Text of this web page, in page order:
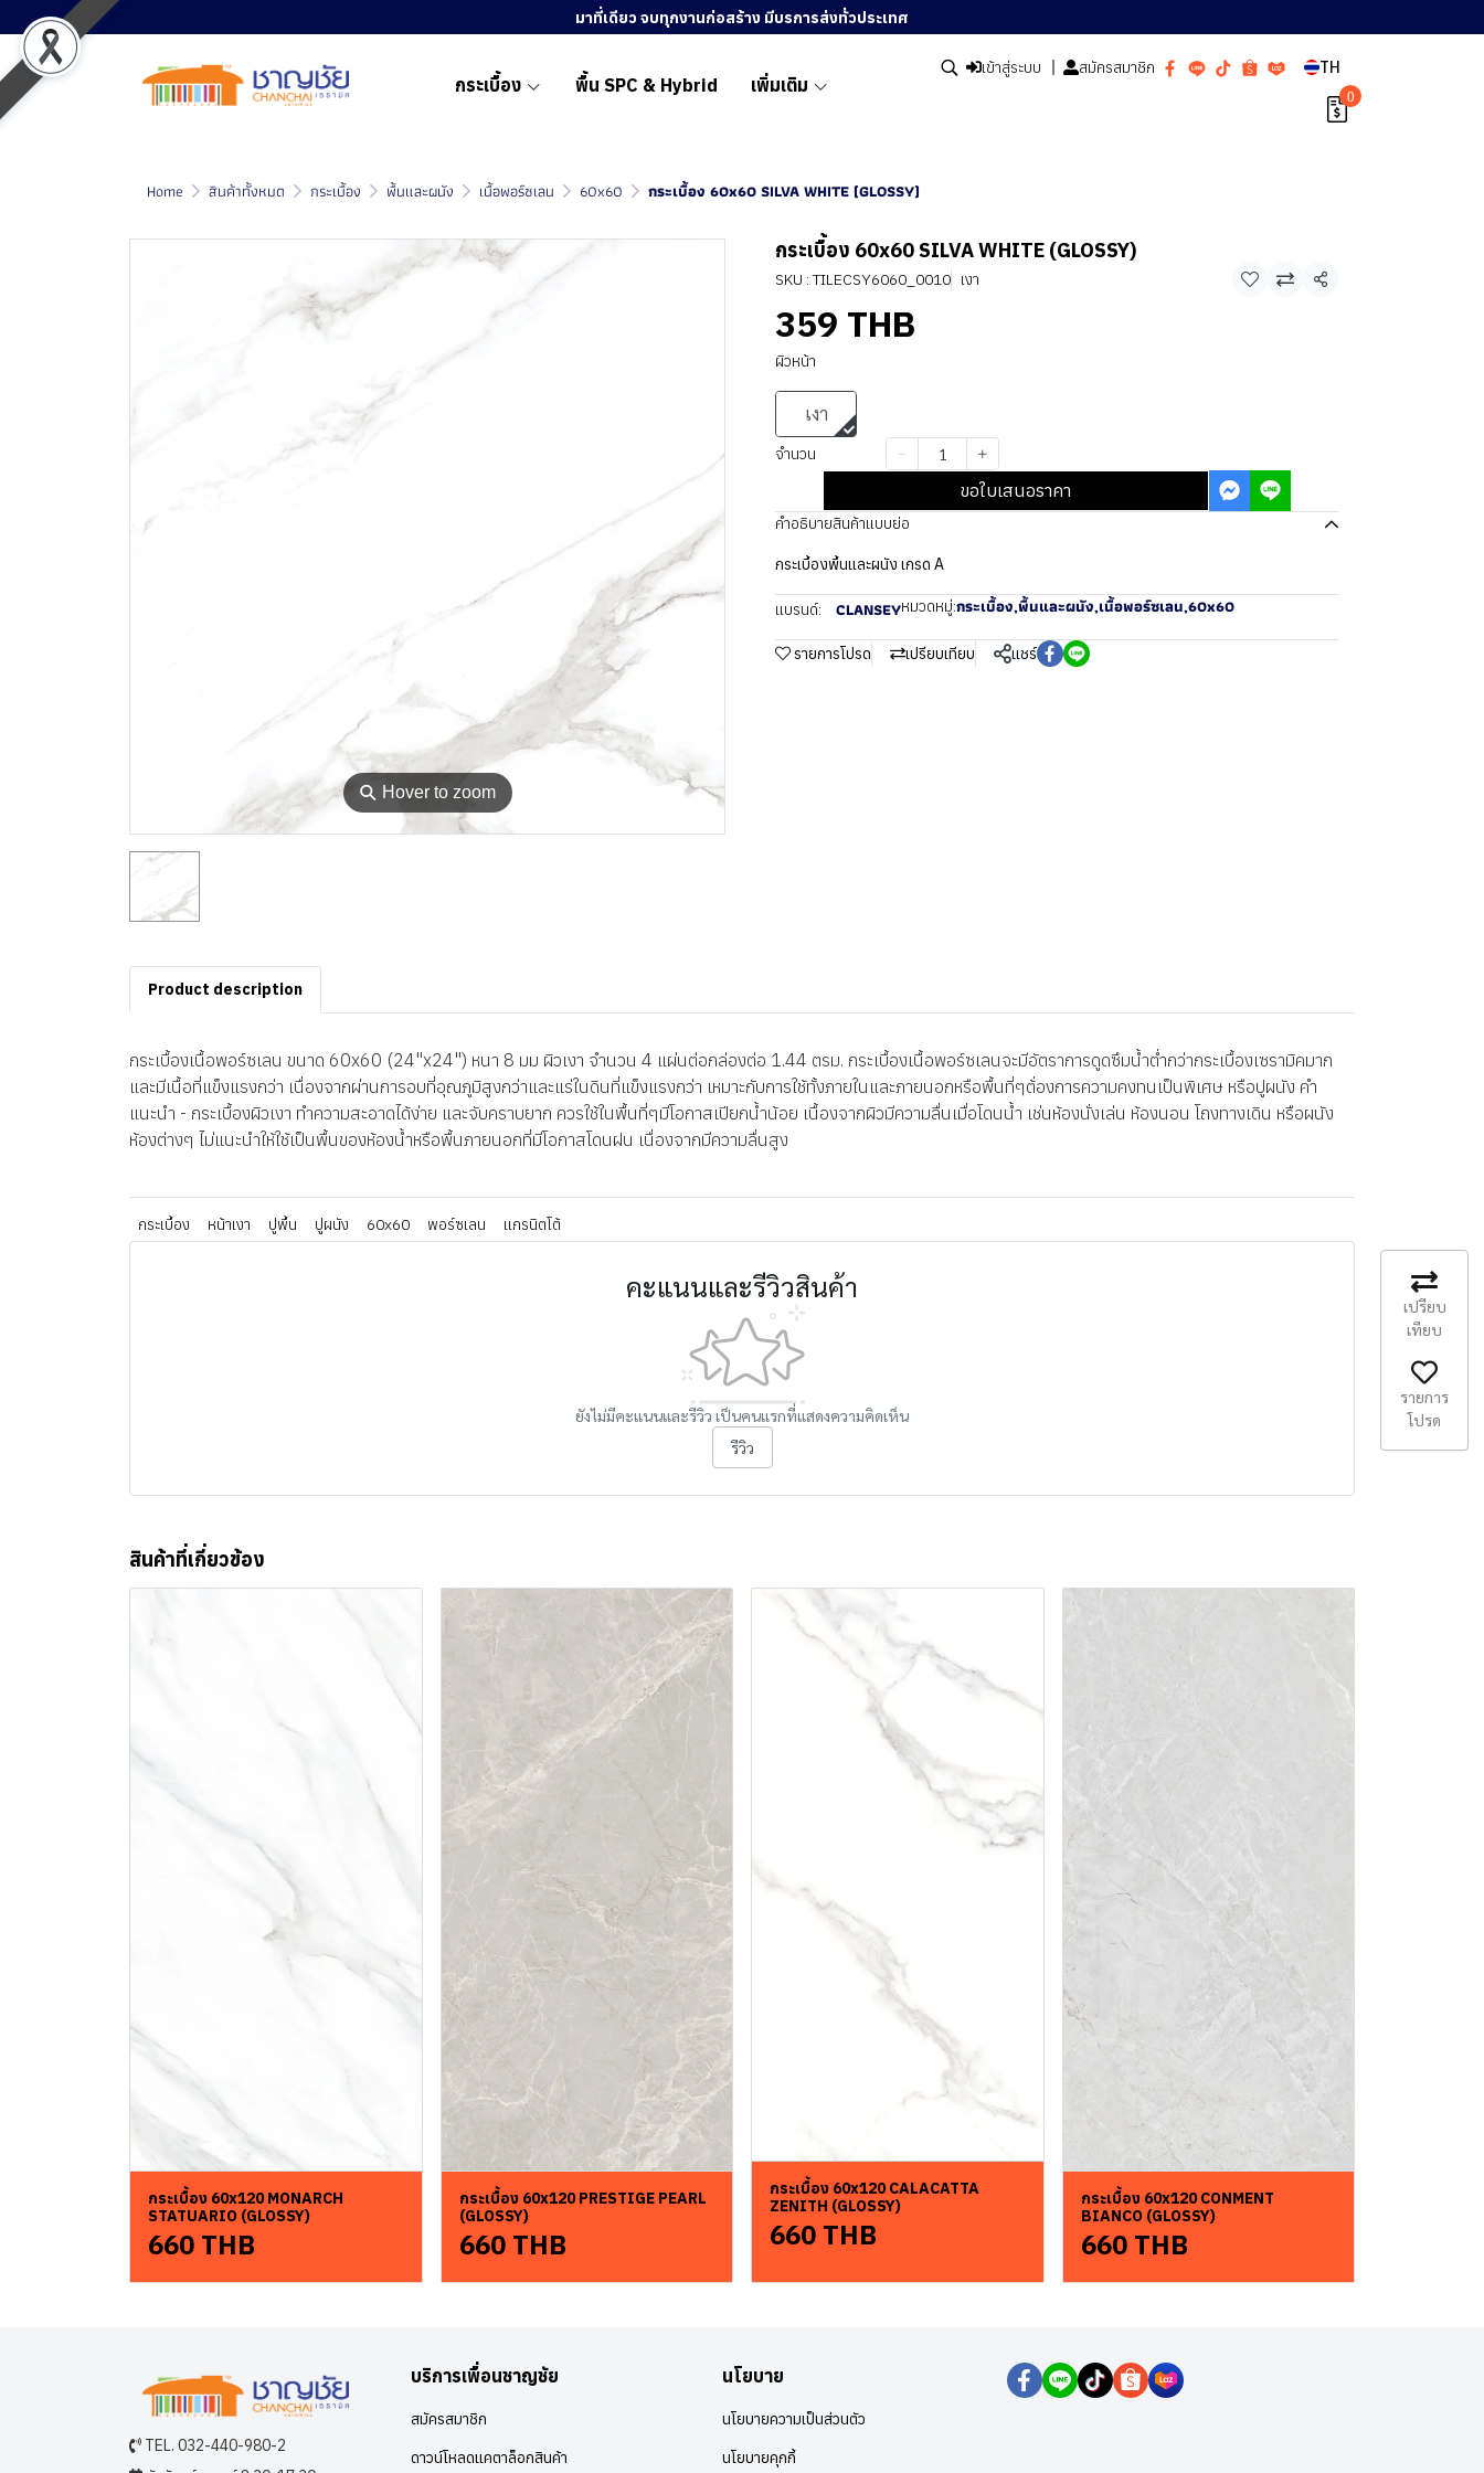
มาที่เดียว จบทุกงานก่อสร้าง มีบรการส่งทั่วประเทศ
กระเบื้อง พื้น SPC & Hybrid เพิ่มเติม
เข้าสู่ระบบ สมัครสมาชิก TH
0
Home สินค้าทั้งหมด กระเบื้อง พื้นและผนัง เนื้อพอร์ซเลน 60x60 กระเบื้อง 60x60 SILVA WHITE (GLOSSY)
⚲ Hover to zoom
กระเบื้อง 60x60 SILVA WHITE (GLOSSY)
SKU : TILECSY6060_0010 เงา แชร์
359 THB
ผิวหน้า
เงา
จำนวน
ขอใบเสนอราคา
คำอธิบายสินค้าแบบย่อ
กระเบื้องพื้นและผนัง เกรด A
แบรนด์: CLANSEYหมวดหมู่:กระเบื้อง,พื้นและผนัง,เนื้อพอร์ซเลน,60x60
รายการโปรด เปรียบเทียบ แชร์
Product description
กระเบื้องเนื้อพอร์ซเลน ขนาด 60x60 (24"x24") หนา 8 มม ผิวเงา จำนวน 4 แผ่นต่อกล่องต่อ 1.44 ตรม. กระเบื้องเนื้อพอร์ซเลนจะมีอัตราการดูดซึมน้ำต่ำกว่ากระเบื้องเซรามิคมาก
และมีเนื้อที่แข็งแรงกว่า เนื่องจากผ่านการอบที่อุณภูมิสูงกว่าและแร่ในดินที่แข็งแรงกว่า เหมาะกับการใช้ทั้งภายในและภายนอกหรือพื้นที่ๆต้่องการความคงทนเป็นพิเศษ หรือปูผนัง คำ
แนะนำ - กระเบื้องผิวเงา ทำความสะอาดได้ง่าย และจับคราบยาก ควรใช้ในพื้นที่ๆมีโอกาสเปียกน้ำน้อย เนื้องจากผิวมีความลื่นเมื่อโดนน้ำ เช่นห้องนั่งเล่น ห้องนอน โถงทางเดิน หรือผนัง
ห้องต่างๆ ไม่แนะนำให้ใช้เป็นพื้นของห้องน้ำหรือพื้นภายนอกที่มีโอกาสโดนฝน เนื่องจากมีความลื่นสูง
กระเบื้อง หน้าเงา ปูพื้น ปูผนัง 60x60 พอร์ซเลน แกรนิตโต้
คะแนนและรีวิวสินค้า
ยังไม่มีคะแนนและรีวิว เป็นคนแรกที่แสดงความคิดเห็น
รีวิว
สินค้าที่เกี่ยวข้อง
กระเบื้อง 60x120 MONARCH
STATUARIO (GLOSSY)
660 THB
กระเบื้อง 60x120 PRESTIGE PEARL
(GLOSSY)
660 THB
กระเบื้อง 60x120 CALACATTA
ZENITH (GLOSSY)
660 THB
กระเบื้อง 60x120 CONMENT
BIANCO (GLOSSY)
660 THB
TEL. 032-440-980-2
บริการเพื่อนชาญชัย
สมัครสมาชิก
ดาวน์โหลดแคตาล็อกสินค้า
นโยบาย
นโยบายความเป็นส่วนตัว
นโยบายคุกกี้
เปรียบ
เทียบ
รายการ
โปรด